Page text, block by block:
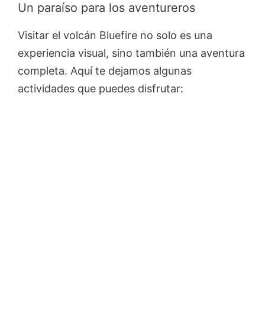
Un paraíso para los aventureros
Visitar el volcán Bluefire no solo es una
experiencia visual, sino también una aventura
completa. Aquí te dejamos algunas
actividades que puedes disfrutar: